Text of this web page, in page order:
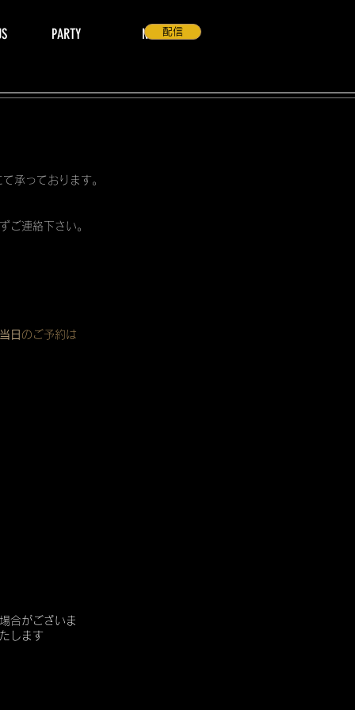
PARTY NEWS配信
承っております。
ご連絡下さい。
当日 のご予約は
合がございま
します